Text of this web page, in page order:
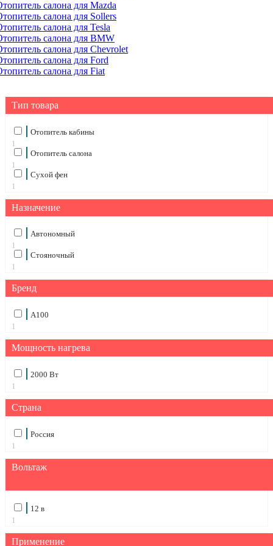
салона для Mazda
салона для Sollers
салона для Tesla
салона для BMW
салона для Chevrolet
салона для Ford
салона для Fiat
Тип товара
Отопитель кабины
1
Отопитель салона
1
Сухой фен
1
Назначение
Автономный
1
Стояночный
1
Бренд
А100
1
Мощность нагрева
2000 Вт
1
Страна
Россия
1
Вольтаж
12 в
1
Применение